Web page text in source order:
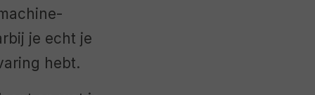
je echt je
hebt.